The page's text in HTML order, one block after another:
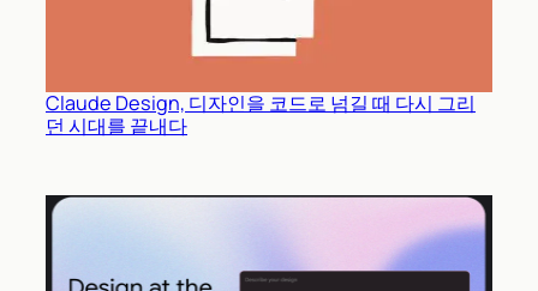
Claude Design, 디자인을 코드로 넘길 때 다시 그리
던 시대를 끝내다